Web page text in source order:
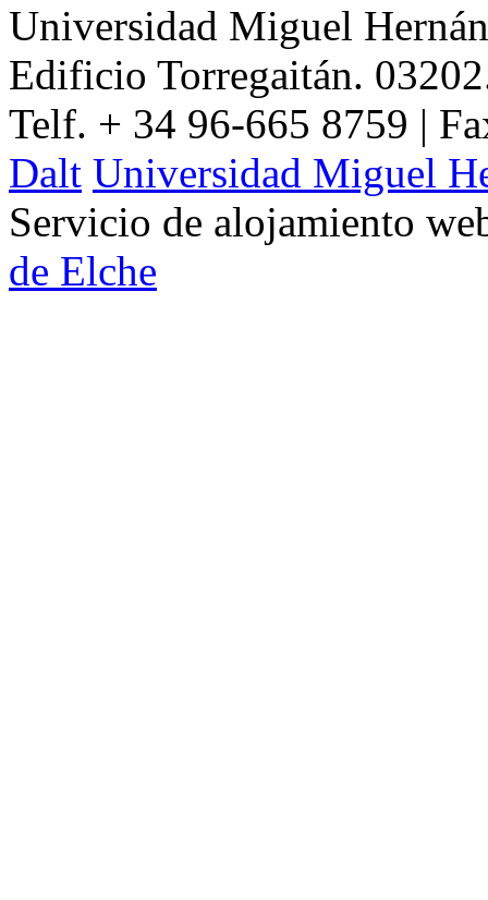
Universidad Miguel
Edificio Torregaitán.
Telf. + 34 96-665 8759 |
Dalt Universidad Miguel
Servicio de alojamiento
de Elche